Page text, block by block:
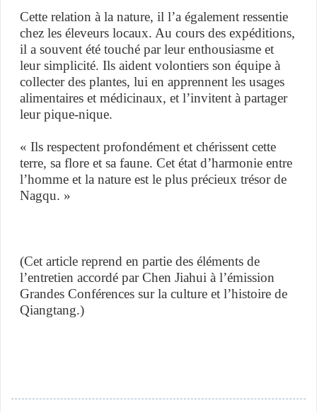
Cette relation à la nature, il l’a également ressentie
chez les éleveurs locaux. Au cours des expéditions,
il a souvent été touché par leur enthousiasme et
leur simplicité. Ils aident volontiers son équipe à
collecter des plantes, lui en apprennent les usages
alimentaires et médicinaux, et l’invitent à partager
leur pique-nique.
« Ils respectent profondément et chérissent cette
terre, sa flore et sa faune. Cet état d’harmonie entre
l’homme et la nature est le plus précieux trésor de
Nagqu. »
(Cet article reprend en partie des éléments de
l’entretien accordé par Chen Jiahui à l’émission
Grandes Conférences sur la culture et l’histoire de
Qiangtang.)